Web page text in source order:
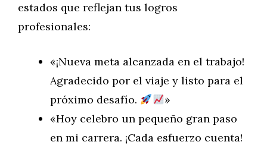
estados que reflejan tus logros
profesionales:
«¡Nueva meta alcanzada en el trabajo!
Agradecido por el viaje y listo para el
próximo desafío.
»
«Hoy celebro un pequeño gran paso
en mi carrera. ¡Cada esfuerzo cuenta!